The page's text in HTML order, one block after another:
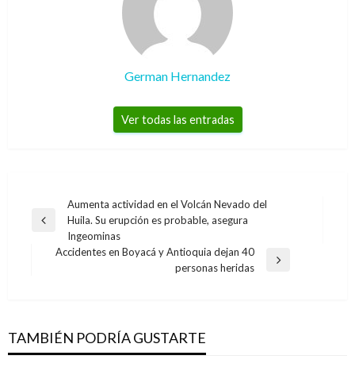
German Hernandez
Ver todas las entradas
Navegación
de
entradas
Entrada
Aumenta actividad en el Volcán Nevado del
Huila. Su erupción es probable, asegura
Ingeominas
Accidentes en Boyacá y Antioquia dejan 40
personas heridas
TAMBIÉN PODRÍA GUSTARTE